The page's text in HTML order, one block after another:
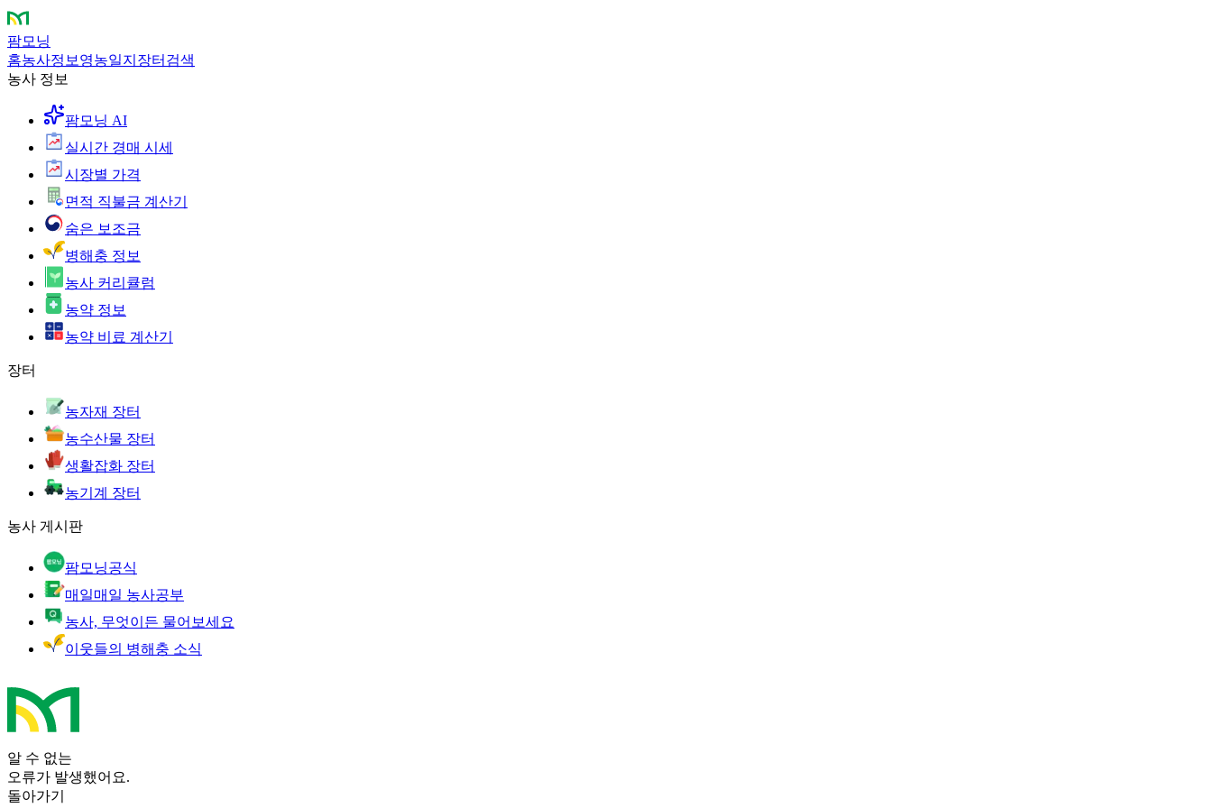
팜모닝
홈농사정보 영농일지 장터 검색
농사 정보
팜모닝 AI
실시간 경매 시세
시장별 가격
면적 직불금 계산기
숨은 보조금
병해충 정보
농사 커리큘럼
농약 정보
농약 비료 계산기
장터
농자재 장터
농수산물 장터
생활잡화 장터
농기계 장터
농사 게시판
팜모닝공식
매일매일 농사공부
농사, 무엇이든 물어보세요
이웃들의 병해충 소식
알 수 없는
오류가 발생했어요.
돌아가기